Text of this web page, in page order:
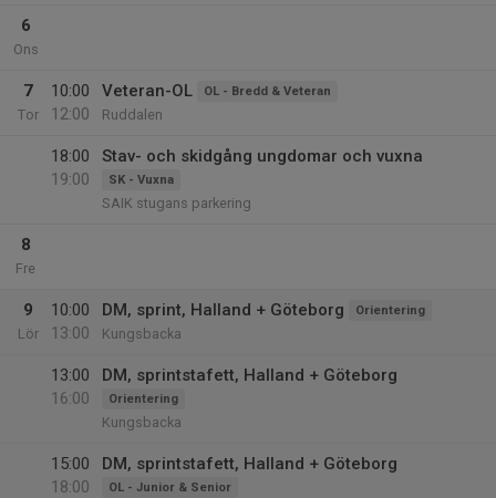
6
Ons
7
Tor
10:00
12:00
Veteran-OL OL - Bredd & Veteran
Ruddalen
18:00
19:00
Stav- och skidgång ungdomar och vuxna
SK - Vuxna
SAIK stugans parkering
8
Fre
9
Lör
10:00
13:00
DM, sprint, Halland + Göteborg Orientering
Kungsbacka
13:00
16:00
DM, sprintstafett, Halland + Göteborg
Orientering
Kungsbacka
15:00
18:00
DM, sprintstafett, Halland + Göteborg
OL - Junior & Senior